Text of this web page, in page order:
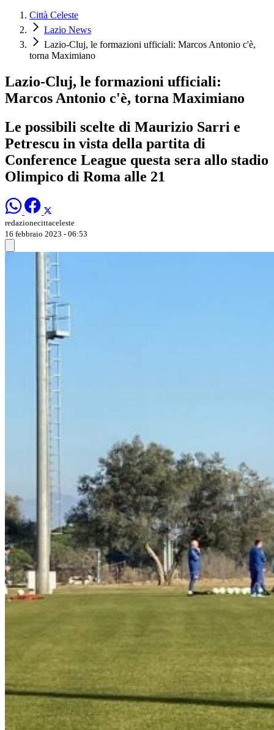
Città Celeste
Lazio News
Lazio-Cluj, le formazioni ufficiali: Marcos Antonio c'è,
torna Maximiano
Lazio-Cluj, le formazioni ufficiali:
Marcos Antonio c'è, torna Maximiano
Le possibili scelte di Maurizio Sarri e
Petrescu in vista della partita di
Conference League questa sera allo stadio
Olimpico di Roma alle 21
redazionecittaceleste
16 febbraio 2023 - 06:53